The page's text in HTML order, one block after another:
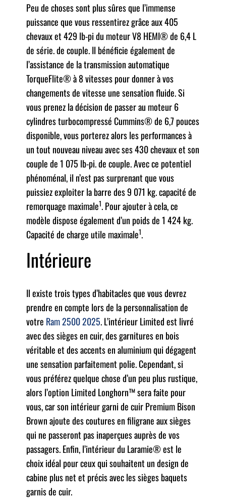
Peu de choses sont plus sûres que l’immense
puissance que vous ressentirez grâce aux 405
chevaux et 429 lb-pi du moteur V8 HEMI® de 6,4 L
de série. de couple. Il bénéficie également de
l’assistance de la transmission automatique
TorqueFlite® à 8 vitesses pour donner à vos
changements de vitesse une sensation fluide. Si
vous prenez la décision de passer au moteur 6
cylindres turbocompressé Cummins® de 6,7 pouces
disponible, vous porterez alors les performances à
un tout nouveau niveau avec ses 430 chevaux et son
couple de 1 075 lb-pi. de couple. Avec ce potentiel
phénoménal, il n’est pas surprenant que vous
puissiez exploiter la barre des 9 071 kg. capacité de
remorquage maximale1. Pour ajouter à cela, ce
modèle dispose également d’un poids de 1 424 kg.
Capacité de charge utile maximale1.
Intérieure
Il existe trois types d’habitacles que vous devrez
prendre en compte lors de la personnalisation de
votre Ram 2500 2025. L’intérieur Limited est livré
avec des sièges en cuir, des garnitures en bois
véritable et des accents en aluminium qui dégagent
une sensation parfaitement polie. Cependant, si
vous préférez quelque chose d’un peu plus rustique,
alors l’option Limited Longhorn™ sera faite pour
vous, car son intérieur garni de cuir Premium Bison
Brown ajoute des coutures en filigrane aux sièges
qui ne passeront pas inaperçues auprès de vos
passagers. Enfin, l’intérieur du Laramie® est le
choix idéal pour ceux qui souhaitent un design de
cabine plus net et précis avec les sièges baquets
garnis de cuir.